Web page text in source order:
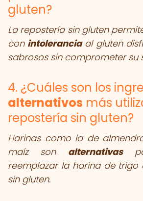
gluten?
La repostería sin gluten
con intoleranciaal gluten
sabrosos sin comprometer su
4. ¿Cuáles son los
alternativos más
repostería sin gluten?
Harinas como la de
maíz son alternativas
reemplazar la harina de trigo
sin gluten.